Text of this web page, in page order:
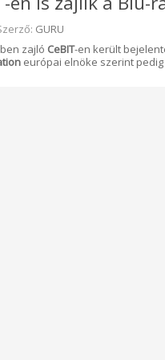
GURU
zajló CeBIT-en került
európai elnöke szerint